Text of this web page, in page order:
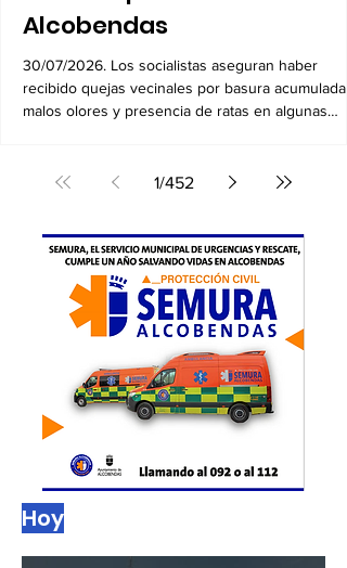
El PSOE alerta del deterioro
Alcobendas
recibido quejas vecinales por basura acumulada,
malos olores y presencia de ratas en algunas
1/452